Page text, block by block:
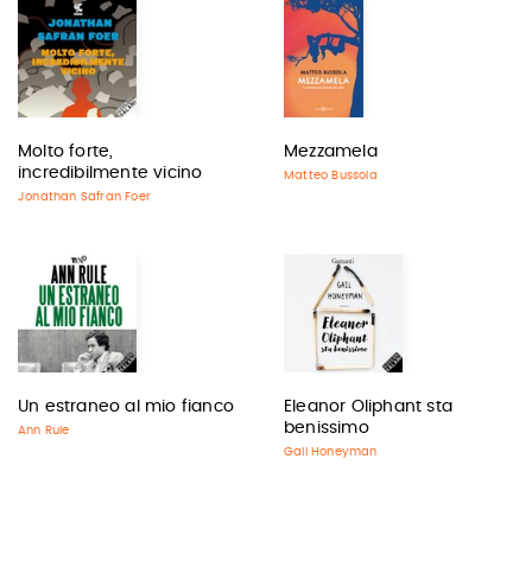
Molto forte,
incredibilmente vicino
Jonathan Safran Foer
Mezzamela
Matteo Bussola
Un estraneo al mio fianco
Ann Rule
Eleanor Oliphant sta
benissimo
Gail Honeyman